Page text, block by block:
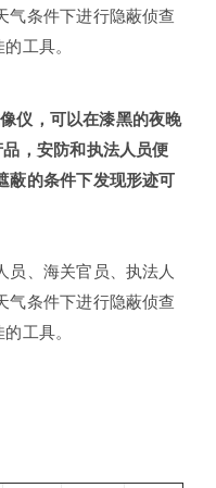
气条件下进行隐蔽侦查
工具。
仪，可以在漆黑的夜晚
，安防和执法人员便
蔽的条件下发现形迹可
员、海关官员、执法人
气条件下进行隐蔽侦查
工具。